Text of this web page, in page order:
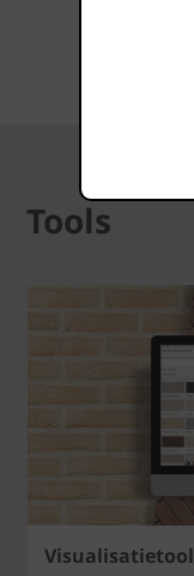
Tools
Visualisatietool